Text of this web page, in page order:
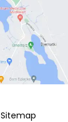
Sitemap